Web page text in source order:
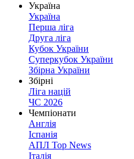
Україна
Україна
Перша ліга
Друга ліга
Кубок України
Суперкубок України
Збірна України
Збірні
Ліга націй
ЧС 2026
Чемпіонати
Англія
Іспанія
АПЛ Top News
Італія